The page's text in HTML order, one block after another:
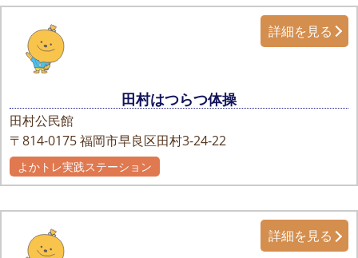
田村はつらつ体操
田村公民館
〒814-0175福岡市早良区田村3-24-22
詳細を見る
よかトレ実践ステーション
詳細を見る